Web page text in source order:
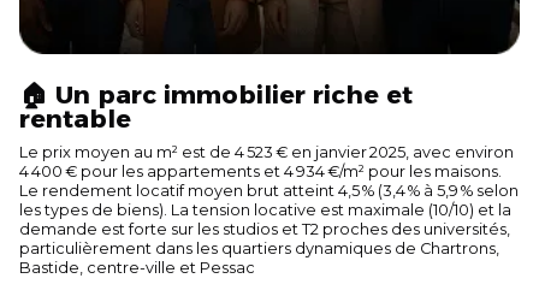
🏠 Un parc immobilier riche et
rentable
Le prix moyen au m² est de 4 523 € en janvier 2025, avec environ
4 400 € pour les appartements et 4 934 €/m² pour les maisons.
Le rendement locatif moyen brut atteint 4,5 % (3,4 % à 5,9 % selon
les types de biens). La tension locative est maximale (10/10) et la
demande est forte sur les studios et T2 proches des universités,
particulièrement dans les quartiers dynamiques de Chartrons,
Bastide, centre-ville et Pessac